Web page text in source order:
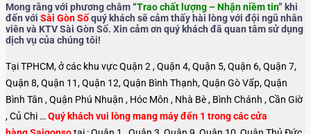
Mong rằng với phương châm “Trao chất lượng – Nhận niềm tin” khi
đến với Sài Gòn Sốquý khách sẽ cảm thấy hài lòng với đội ngũ nhân
viên và KTV Sài Gòn Số. Xin cảm ơn quý khách đã quan tâm sử dụng
dịch vụ của chúng tôi!
Tại TPHCM, ở các khu vực Quận 2 , Quận 4, Quận 5, Quận 6, Quận 7,
Quận 8, Quận 11, Quận 12, Quận Bình Thạnh, Quận Gò Vấp, Quận
Bình Tân , Quận Phú Nhuận , Hóc Môn , Nhà Bè , Bình Chánh , Cần Giờ
, Củ Chi … Quý khách vui lòng mang máy đến 1 trong các cửa